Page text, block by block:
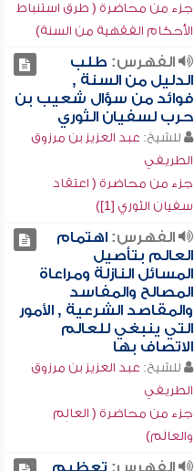
جزء من محاضرة ( طرق استنباط
الأحكام الفقهية من السنة)
الفهرس: طلب
الدليل من السنة ,
فوائد من سؤال شعيب بن
حرب لسفيان الثوري
للشيخ: عبد العزيز بن مرزوق
الطريفي
جزء من محاضرة ( اعتقاد
سفيان الثوري [1])
الفهرس:اهتمام
العالم بتأصيل
المسائل النازلة ومراعاة
المصالح والمفاسد
والمقاصد الشرعية , الأمور
التي ينبغي للعالم
الاتصاف بها
للشيخ: عبد العزيز بن مرزوق
الطريفي
جزء من محاضرة ( العالِم
والعالَم)
الفهرس: تعظيم